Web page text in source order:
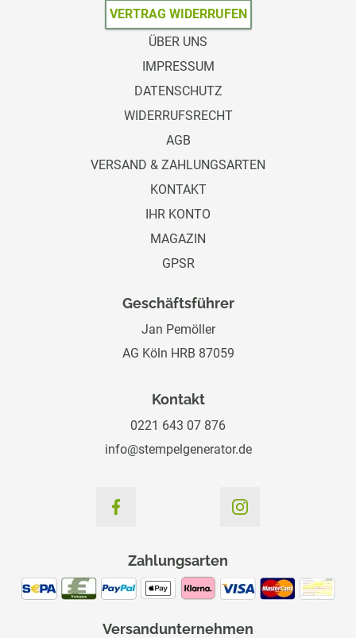
VERTRAG WIDERRUFEN
ÜBER UNS
IMPRESSUM
DATENSCHUTZ
WIDERRUFSRECHT
AGB
VERSAND & ZAHLUNGSARTEN
KONTAKT
IHR KONTO
MAGAZIN
GPSR
Geschäftsführer
Jan Pemöller
AG Köln HRB 87059
Kontakt
0221 643 07 876
info@stempelgenerator.de
Zahlungsarten
Versandunternehmen